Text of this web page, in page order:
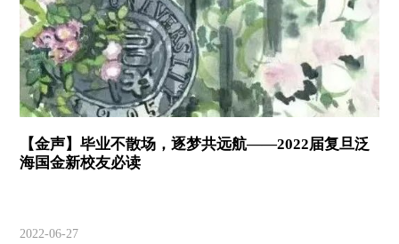
【金声】毕业不散场，逐梦共远航——2022届复旦泛
海国金新校友必读
2022-06-27